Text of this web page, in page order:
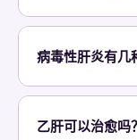
每年7月28日。
Blumberg）的
WHA63.R18号
病毒性肝炎有几
有五种：甲型
(HDV)、戊型
乙肝可以治愈吗